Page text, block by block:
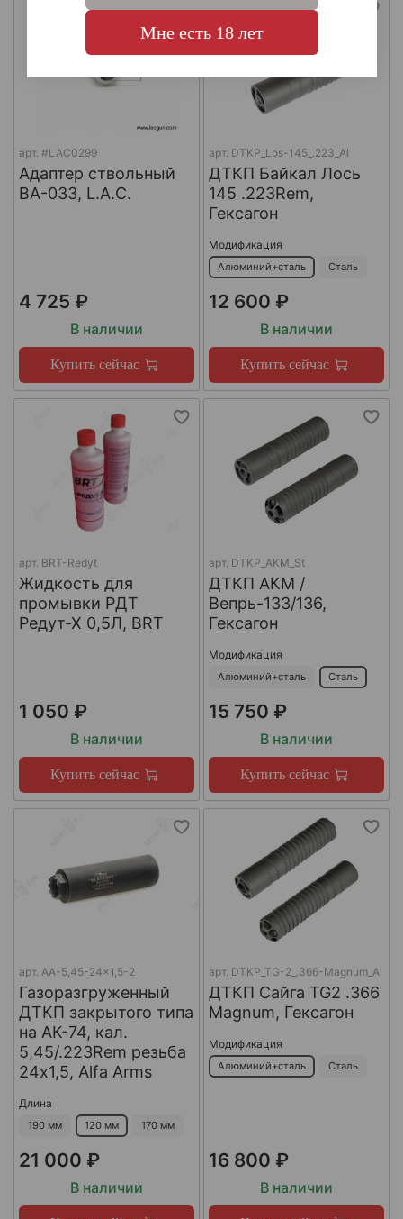
арт. #LAC0299
Адаптер ствольный
BA-033, L.A.C.
4 725 ₽
В наличии
Купить сейчас
арт. DTKP_Los-145_.223_Al
ДТКП Байкал Лось
145 .223Rem,
Гексагон
Модификация
Алюминий+сталь Сталь
12 600 ₽
В наличии
Купить сейчас
арт. BRT-Redyt
Жидкость для
промывки РДТ
Редут-Х 0,5Л, BRT
1 050 ₽
В наличии
Купить сейчас
арт. DTKP_AKM_St
ДТКП АКМ /
Вепрь-133/136,
Гексагон
Модификация
Алюминий+сталь Сталь
15 750 ₽
В наличии
Купить сейчас
арт. AA-5,45-24x1,5-2
Газоразгруженный
ДТКП закрытого типа
на АК-74, кал.
5,45/.223Rem резьба
24х1,5, Alfa Arms
Длина
190 мм 120 мм 170 мм
21 000 ₽
В наличии
арт. DTKP_TG-2_.366-Magnum_Al
ДТКП Сайга TG2 .366
Magnum, Гексагон
Модификация
Алюминий+сталь Сталь
16 800 ₽
В наличии
Мне есть 18 лет